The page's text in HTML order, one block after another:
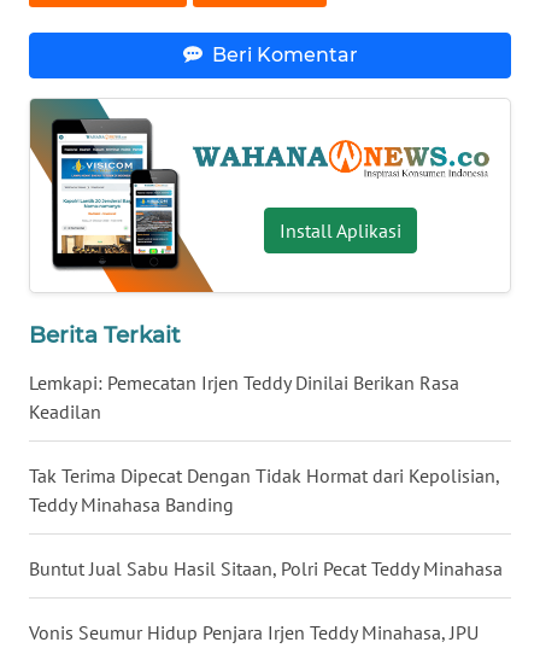
Beri Komentar
Install Aplikasi
Berita Terkait
Lemkapi: Pemecatan Irjen Teddy Dinilai Berikan Rasa
Keadilan
Tak Terima Dipecat Dengan Tidak Hormat dari Kepolisian,
Teddy Minahasa Banding
Buntut Jual Sabu Hasil Sitaan, Polri Pecat Teddy Minahasa
Vonis Seumur Hidup Penjara Irjen Teddy Minahasa, JPU
WN
WN
JAMBI
WN
SULTRA
NTB
WN
SULTENG
WN
SULBAR
WN
BABEL